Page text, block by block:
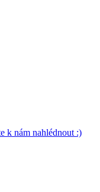
k nám nahlédnout :)